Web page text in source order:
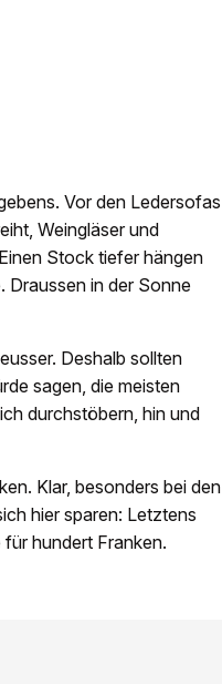
Vor den Ledersofas
Weingläser und
Stock tiefer hängen
Draussen in der Sonne
Deshalb sollten
sagen, die meisten
durchstöbern, hin und
Klar, besonders bei den
hier sparen: Letztens
hundert Franken.